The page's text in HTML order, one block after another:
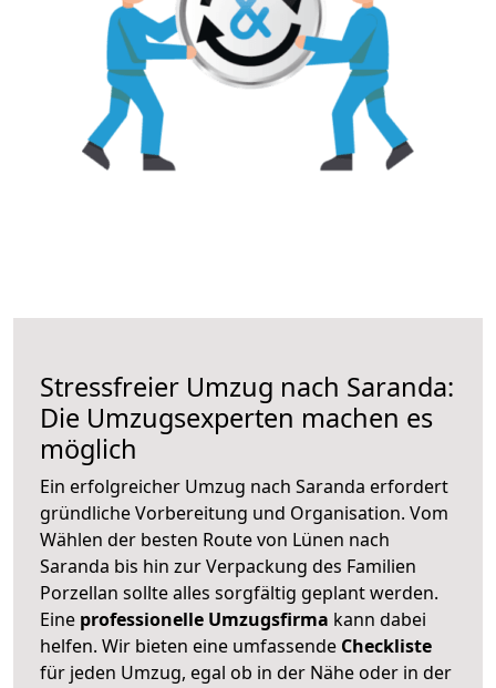
Stressfreier Umzug nach Saranda:
Die Umzugsexperten machen es
möglich
Ein erfolgreicher Umzug nach Saranda erfordert
gründliche Vorbereitung und Organisation. Vom
Wählen der besten Route von Lünen nach
Saranda bis hin zur Verpackung des Familien
Porzellan sollte alles sorgfältig geplant werden.
Eine professionelle Umzugsfirma kann dabei
helfen. Wir bieten eine umfassende Checkliste
für jeden Umzug, egal ob in der Nähe oder in der